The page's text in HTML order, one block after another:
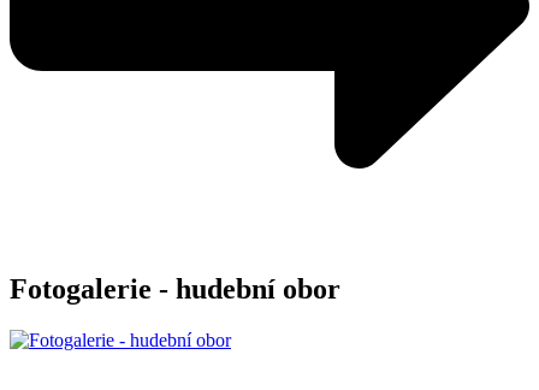
Fotogalerie - hudební obor